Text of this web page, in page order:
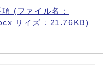
(ファイル名：
サイズ：21.76KB)